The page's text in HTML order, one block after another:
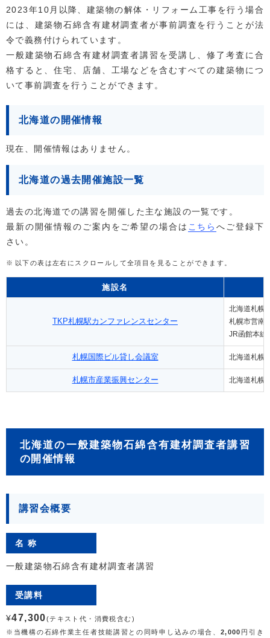
2023年10月以降、建築物の解体・リフォーム工事を行う場合
には、建築物石綿含有建材調査者が事前調査を行うことが法
令で義務付けられています。
一般建築物石綿含有建材調査者講習を受講し、修了考査に合
格すると、住宅、店舗、工場などを含むすべての建築物につ
いて事前調査を行うことができます。
北海道の開催情報
現在、開催情報はありません。
北海道の過去開催施設一覧
過去の北海道での講習を開催した主な施設の一覧です。
最新の開催情報のご案内をご希望の場合は こちらへご登録下
さい。
以下の表は左右にスクロールして全項目を見ることができます。
施設名
TKP札幌駅カンファレンスセンター
北海道札幌
札幌市営南
JR函館本線
札幌国際ビル貸し会議室 北海道札幌
札幌市産業振興センター 北海道札幌
北海道の一般建築物石綿含有建材調査者講習
の開催情報
講習会概要
名 称
一般建築物石綿含有建材調査者講習
受講料
¥47,300(テキスト代・消費税含む)
※当機構の石綿作業主任者技能講習との同時申し込みの場合、 2,000 円引き